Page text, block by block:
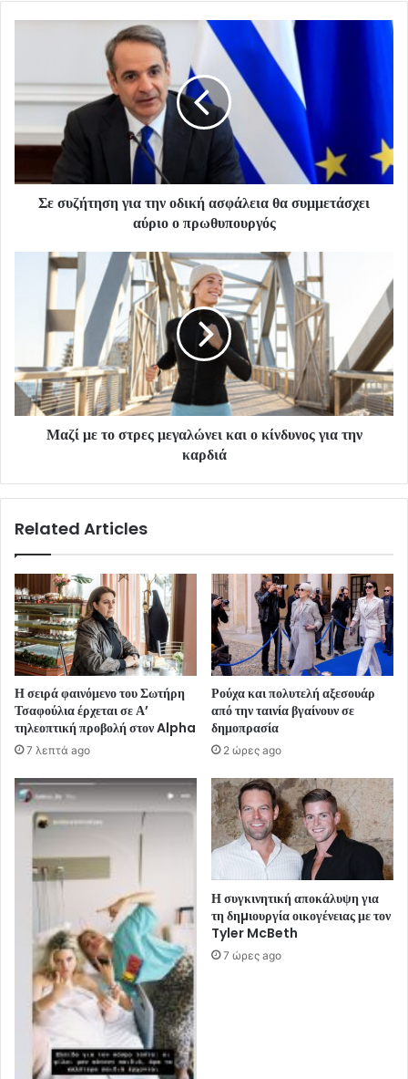
Σε συζήτηση για την οδική ασφάλεια θα συμμετάσχει
αύριο ο πρωθυπουργός
Μαζί με το στρες μεγαλώνει και ο κίνδυνος για την
καρδιά
Related Articles
Η σειρά φαινόμενο του Σωτήρη
Τσαφούλια έρχεται σε Α’
τηλεοπτική προβολή στον Alpha
7 λεπτά ago
Ρούχα και πολυτελή αξεσουάρ
από την ταινία βγαίνουν σε
δημοπρασία
2 ώρες ago
Η συγκινητική αποκάλυψη για
τη δηµιουργία οικογένειας με τον
Tyler McBeth
7 ώρες ago